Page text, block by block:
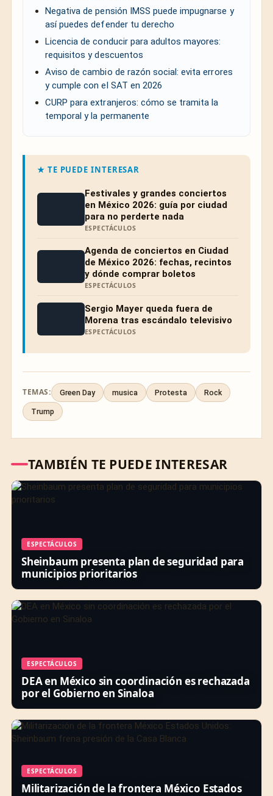
Negativa de pensión IMSS puede impugnarse y
así puedes defender tu derecho
Licencia de conducir para adultos mayores:
requisitos y descuentos
Aviso de cambio de razón social: evita errores
y cumple con el SAT en 2026
CURP para extranjeros: cómo se tramita la
temporal y la permanente
★ TE PUEDE INTERESAR
Festivales y grandes conciertos
en México 2026: guía por ciudad
para no perderte nada
ESPECTÁCULOS
Agenda de conciertos en Ciudad
de México 2026: fechas, recintos
y dónde comprar boletos
ESPECTÁCULOS
Sergio Mayer queda fuera de
Morena tras escándalo televisivo
ESPECTÁCULOS
TEMAS: Green Day musica Protesta Rock
Trump
TAMBIÉN TE PUEDE INTERESAR
ESPECTÁCULOS
Sheinbaum presenta plan de seguridad para
municipios prioritarios
ESPECTÁCULOS
DEA en México sin coordinación es rechazada
por el Gobierno en Sinaloa
ESPECTÁCULOS
Militarización de la frontera México Estados